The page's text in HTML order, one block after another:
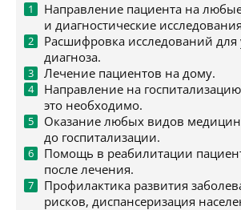
Направление пациента на
и диагностические
Расшифровка исследований для
диагноза.
Лечение пациентов на дому.
Направление на
это необходимо.
Оказание любых видов
до госпитализации.
Помощь в реабилитации
после лечения.
Профилактика развития
рисков, диспансеризация